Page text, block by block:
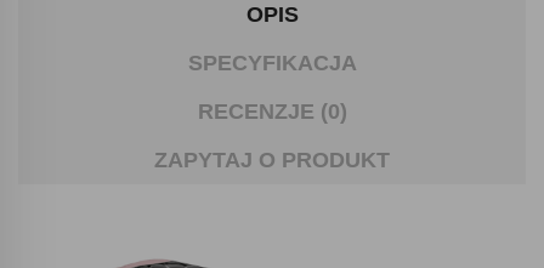
OPIS
SPECYFIKACJA
RECENZJE (0)
ZAPYTAJ O PRODUKT